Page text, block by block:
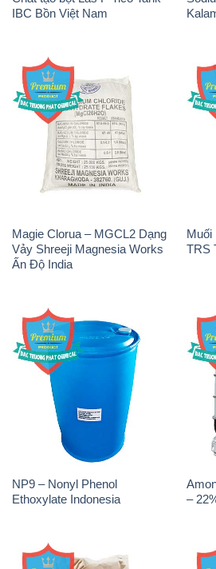
Magie Clorua – MGCL2 Dạng
Vảy Shreeji Magnesia Works
Ấn Độ India
NP9 – Nonyl Phenol
Ethoxylate Indonesia
–